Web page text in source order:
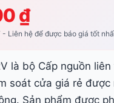
₫
- Liên hệ để được báo giá tốt
là bộ Cấp nguồn
soát cửa giá rẻ được
Sản phẩm được